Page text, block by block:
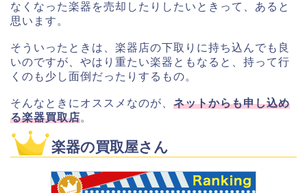
なくなった楽器を売却したりしたいときって、あると
思います。
そういったときは、楽器店の下取りに持ち込んでも良
いのですが、やはり重たい楽器ともなると、持って行
くのも少し面倒だったりするもの。
そんなときにオススメなのが、 ネットからも申し込め
る楽器買取店。
楽器の買取屋さん